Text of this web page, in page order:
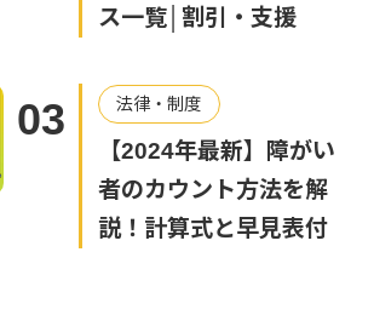
ス一覧│割引・支援
03 法律・制度
【2024年最新】障がい
者のカウント方法を解
説！計算式と早見表付